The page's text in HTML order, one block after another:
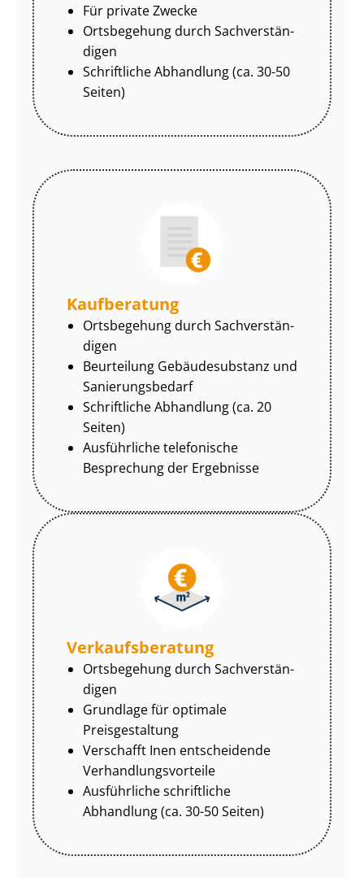
Für private Zwecke
Ortsbegehung durch Sach­ver­stän­
di­gen
Schriftliche Abhandlung (ca. 30-50
Seiten)
Kaufberatung
Ortsbegehung durch Sach­ver­stän­
di­gen
Beurteilung Gebäudesubstanz und
Sa­nie­rungs­be­darf
Schriftliche Abhandlung (ca. 20
Seiten)
Ausführliche telefonische
Besprechung der Ergebnisse
Ver­kaufs­be­ra­tung
Ortsbegehung durch Sach­ver­stän­
di­gen
Grundlage für optimale
Preisgestaltung
Verschafft Inen entscheidende
Ver­hand­lungs­vor­tei­le
Ausführliche schriftliche
Abhandlung (ca. 30-50 Seiten)